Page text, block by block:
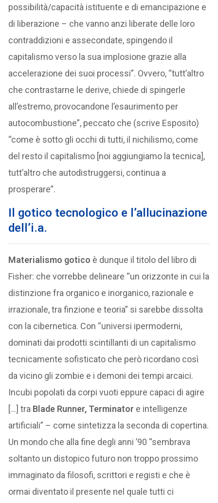
possibilità/capacità istituente e di emancipazione e
di liberazione – che vanno anzi liberate delle loro
contraddizioni e assecondate, spingendo il
capitalismo verso la sua implosione grazie alla
accelerazione dei suoi processi”. Ovvero, “tutt’altro
che contrastarne le derive, chiede di spingerle
all’estremo, provocandone l’esaurimento per
autocombustione”, peccato che (scrive Esposito)
“come è sotto gli occhi di tutti, il nichilismo, come
del resto il capitalismo [noi aggiungiamo la tecnica],
tutt’altro che autodistruggersi, continua a
prosperare”.
Il gotico tecnologico e l’allucinazione
dell’i.a.
Materialismo gotico è dunque il titolo del libro di
Fisher: che vorrebbe delineare “un orizzonte in cui la
distinzione fra organico e inorganico, razionale e
irrazionale, tra finzione e teoria” si sarebbe dissolta
con la cibernetica. Con “universi ipermoderni,
dominati dai prodotti scintillanti di un capitalismo
tecnicamente sofisticato che però ricordano così
da vicino gli zombie e i demoni dei tempi arcaici.
Incubi popolati da corpi vuoti eppure capaci di agire
[…] tra Blade Runner, Terminator e intelligenze
artificiali” – come sintetizza la seconda di copertina.
Un mondo che alla fine degli anni ’90 “sembrava
soltanto un distopico futuro non troppo prossimo
immaginato da filosofi, scrittori e registi e che è
ormai diventato il presente nel quale tutti ci